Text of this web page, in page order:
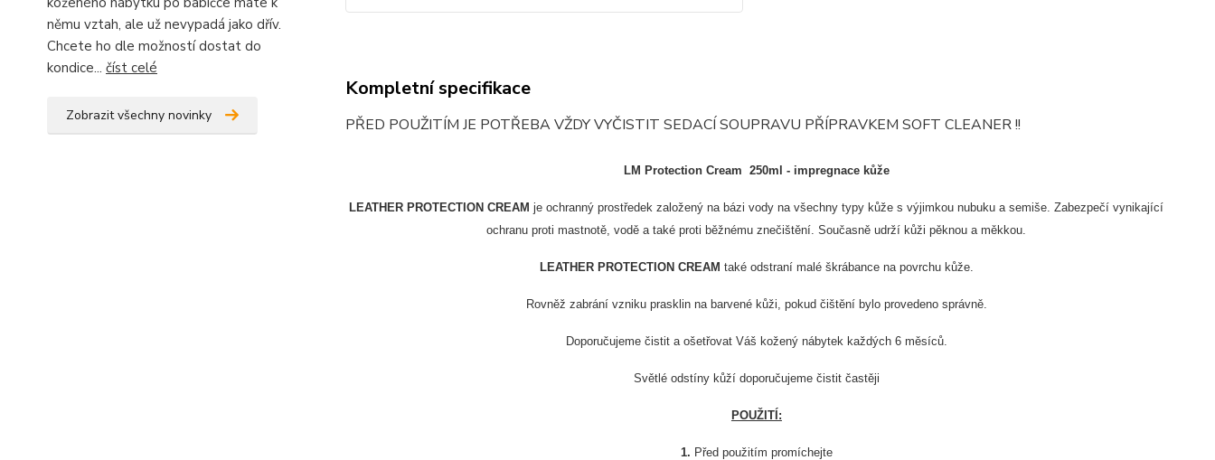
němu vztah, ale už nevypadá jako dřív.
Chcete ho dle možností dostat do
kondice... číst celé
Zobrazit všechny novinky
Kompletní specifikace
PŘED POUŽITÍM JE POTŘEBA VŽDY VYČISTIT SEDACÍ SOUPRAVU PŘÍPRAVKEM SOFT CLEANER !!
LM Protection Cream 250ml - impregnace kůže
LEATHER PROTECTION CREAM je ochranný prostředek založený na bázi vody na všechny typy kůže s výjimkou nubuku a semiše. Zabezpečí vynikající
ochranu proti mastnotě, vodě a také proti běžnému znečištění. Současně udrží kůži pěknou a měkkou.
LEATHER PROTECTION CREAM také odstraní malé škrábance na povrchu kůže.
Rovněž zabrání vzniku prasklin na barvené kůži, pokud čištění bylo provedeno správně.
Doporučujeme čistit a ošetřovat Váš kožený nábytek každých 6 měsíců.
Světlé odstíny kůží doporučujeme čistit častěji
POUŽITÍ:
1. Před použitím promíchejte